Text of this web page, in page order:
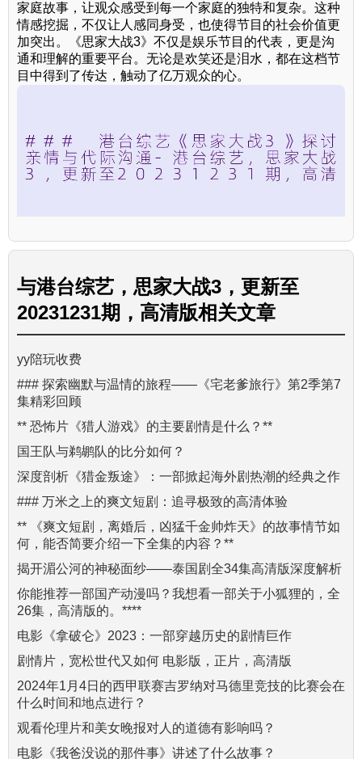
家庭故事，让观众感受到每一个家庭的独特和复杂。这种
情感挖掘，不仅让人感同身受，也使得节目的社会价值更
加突出。《思家大战3》不仅是娱乐节目的代表，更是沟
通和理解的重要平台。无论是欢笑还是泪水，都在这档节
目中得到了传达，触动了亿万观众的心。
与港台综艺，思家大战3，更新至
20231231期，高清版相关文章
yy陪玩收费
### 探索幽默与温情的旅程——《宅老爹旅行》第2季第7
集精彩回顾
** 恐怖片《猎人游戏》的主要剧情是什么？**
国王队与鹈鹕队的比分如何？
深度剖析《猎金叛途》：一部掀起海外剧热潮的经典之作
### 万米之上的爽文短剧：追寻极致的高清体验
** 《爽文短剧，离婚后，凶猛千金帅炸天》的故事情节如
何，能否简要介绍一下全集的内容？**
揭开湄公河的神秘面纱——泰国剧全34集高清版深度解析
你能推荐一部国产动漫吗？我想看一部关于小狐狸的，全
26集，高清版的。****
电影《拿破仑》2023：一部穿越历史的剧情巨作
剧情片，宽松世代又如何 电影版，正片，高清版
2024年1月4日的西甲联赛吉罗纳对马德里竞技的比赛会在
什么时间和地点进行？
观看伦理片和美女晚报对人的道德有影响吗？
电影《我爸没说的那件事》讲述了什么故事？